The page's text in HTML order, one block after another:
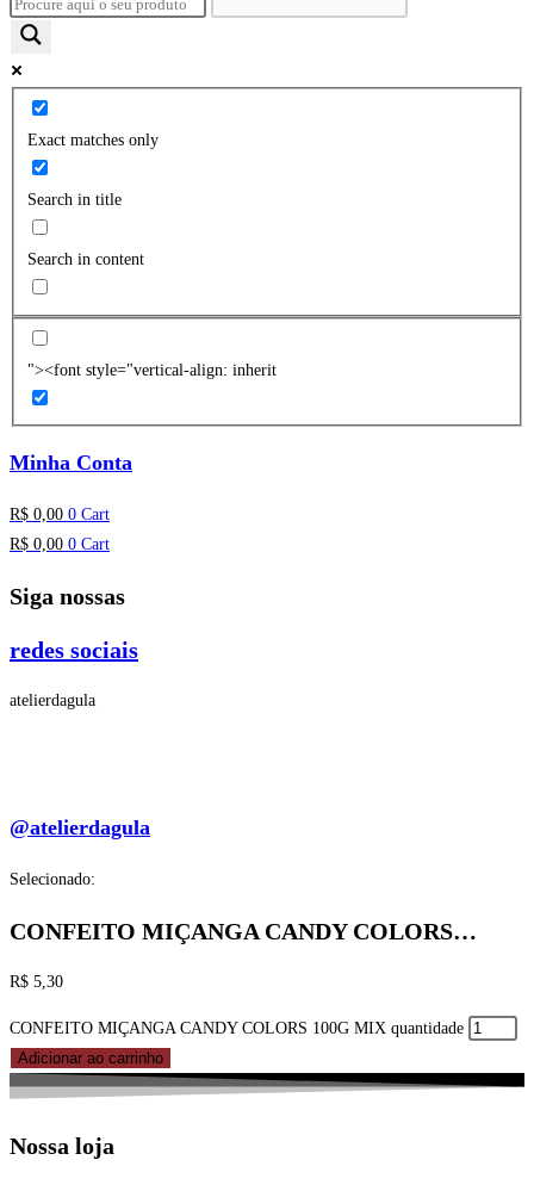
Exact matches only
Search in title
Search in content
"><font style="vertical-align: inherit
Minha Conta
R$ 0,00 0 Cart
R$ 0,00 0 Cart
Siga nossas
redes sociais
atelierdagula
@atelierdagula
Selecionado:
CONFEITO MIÇANGA CANDY COLORS…
R$ 5,30
CONFEITO MIÇANGA CANDY COLORS 100G MIX quantidade
Adicionar ao carrinho
Nossa loja